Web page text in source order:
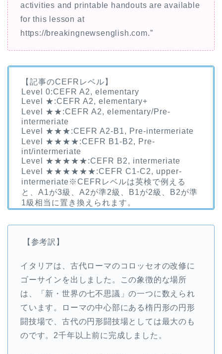
activities and printable handouts are available
for this lesson at
https://breakingnewsenglish.com.”
【記事のCEFRレベル】
Level 0:CEFR A2, elementary
Level ★:CEFR A2, elementary+
Level ★★:CEFR A2, elementary/Pre-
intermeriate
Level ★★★:CEFR A2-B1, Pre-intermeriate
Level ★★★★:CEFR B1-B2, Pre-
int/intermeriate
Level ★★★★★:CEFR B2, intermeriate
Level ★★★★★★:CEFR C1-C2, upper-
intermeriate※CEFRレベルは英検で例える
と、A1が3級、A2が準2級、B1が2級、B2が準
1級相当に置き換えられます。
【参考訳】
イタリアは、古代ローマのコロッセオの改修に
ゴーサインを出しました。この象徴的な場所
は、「新・世界の七不思議」の一つに数えられ
ています。ローマの中心部にある楕円形の円形
闘技場で、古代の円形闘技場としては最大のも
のです。2千年以上前に完成しました。